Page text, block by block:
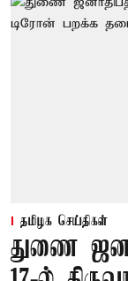
தமிழக செய்திகள்
துணை